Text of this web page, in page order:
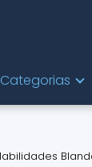
Categorias